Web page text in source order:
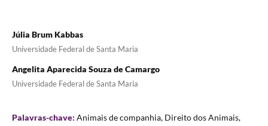
Júlia Brum Kabbas
Universidade Federal de Santa Maria
Angelita Aparecida Souza de Camargo
Universidade Federal de Santa Maria
Palavras-chave: Animais de companhia, Direito dos Animais,